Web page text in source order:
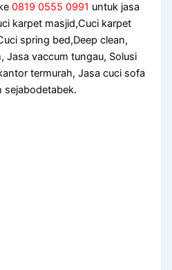
0819 0555 0991 untuk jasa
karpet masjid,Cuci karpet
spring bed,Deep clean,
Jasa vaccum tungau, Solusi
termurah, Jasa cuci sofa
sejabodetabek.